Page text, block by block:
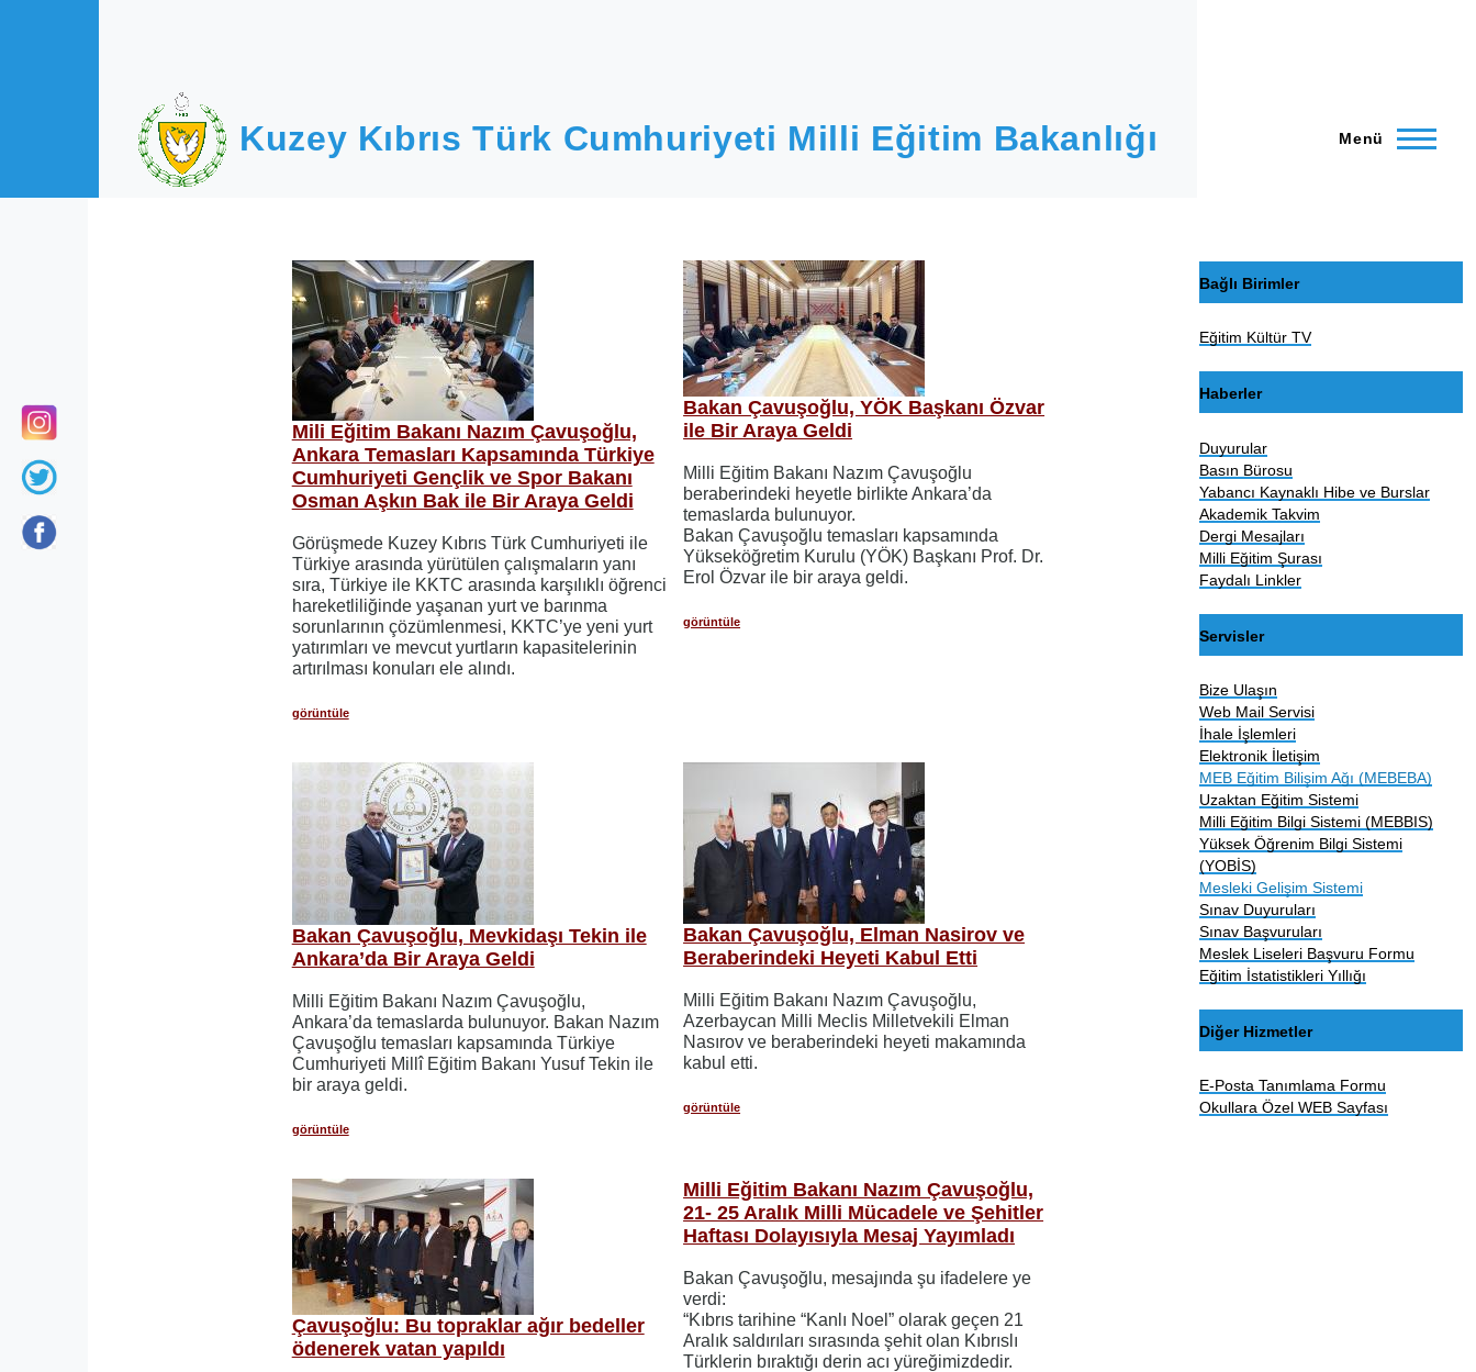
Kuzey Kıbrıs Türk Cumhuriyeti Milli Eğitim Bakanlığı Menü
Mili Eğitim Bakanı Nazım Çavuşoğlu,
Ankara Temasları Kapsamında Türkiye
Cumhuriyeti Gençlik ve Spor Bakanı
Osman Aşkın Bak ile Bir Araya Geldi
Görüşmede Kuzey Kıbrıs Türk Cumhuriyeti ile
Türkiye arasında yürütülen çalışmaların yanı
sıra, Türkiye ile KKTC arasında karşılıklı öğrenci
hareketliliğinde yaşanan yurt ve barınma
sorunlarının çözümlenmesi, KKTC’ye yeni yurt
yatırımları ve mevcut yurtların kapasitelerinin
artırılması konuları ele alındı.
görüntüle
Bakan Çavuşoğlu, YÖK Başkanı Özvar
ile Bir Araya Geldi
Milli Eğitim Bakanı Nazım Çavuşoğlu
beraberindeki heyetle birlikte Ankara’da
temaslarda bulunuyor.
Bakan Çavuşoğlu temasları kapsamında
Yükseköğretim Kurulu (YÖK) Başkanı Prof. Dr.
Erol Özvar ile bir araya geldi.
görüntüle
Bakan Çavuşoğlu, Mevkidaşı Tekin ile
Ankara’da Bir Araya Geldi
Milli Eğitim Bakanı Nazım Çavuşoğlu,
Ankara’da temaslarda bulunuyor. Bakan Nazım
Çavuşoğlu temasları kapsamında Türkiye
Cumhuriyeti Millî Eğitim Bakanı Yusuf Tekin ile
bir araya geldi.
görüntüle
Bakan Çavuşoğlu, Elman Nasirov ve
Beraberindeki Heyeti Kabul Etti
Milli Eğitim Bakanı Nazım Çavuşoğlu,
Azerbaycan Milli Meclis Milletvekili Elman
Nasırov ve beraberindeki heyeti makamında
kabul etti.
görüntüle
Çavuşoğlu: Bu topraklar ağır bedeller
ödenerek vatan yapıldı
Milli Eğitim Bakanı Nazım Çavuşoğlu,
21- 25 Aralık Milli Mücadele ve Şehitler
Haftası Dolayısıyla Mesaj Yayımladı
Bakan Çavuşoğlu, mesajında şu ifadelere ye
verdi:
“Kıbrıs tarihine “Kanlı Noel” olarak geçen 21
Aralık saldırıları sırasında şehit olan Kıbrıslı
Türklerin bıraktığı derin acı yüreğimizdedir.
Bağlı Birimler
Eğitim Kültür TV
Haberler
Duyurular
Basın Bürosu
Yabancı Kaynaklı Hibe ve Burslar
Akademik Takvim
Dergi Mesajları
Milli Eğitim Şurası
Faydalı Linkler
Servisler
Bize Ulaşın
Web Mail Servisi
İhale İşlemleri
Elektronik İletişim
MEB Eğitim Bilişim Ağı (MEBEBA)
Uzaktan Eğitim Sistemi
Milli Eğitim Bilgi Sistemi (MEBBIS)
Yüksek Öğrenim Bilgi Sistemi
(YOBİS)
Mesleki Gelişim Sistemi
Sınav Duyuruları
Sınav Başvuruları
Meslek Liseleri Başvuru Formu
Eğitim İstatistikleri Yıllığı
Diğer Hizmetler
E-Posta Tanımlama Formu
Okullara Özel WEB Sayfası